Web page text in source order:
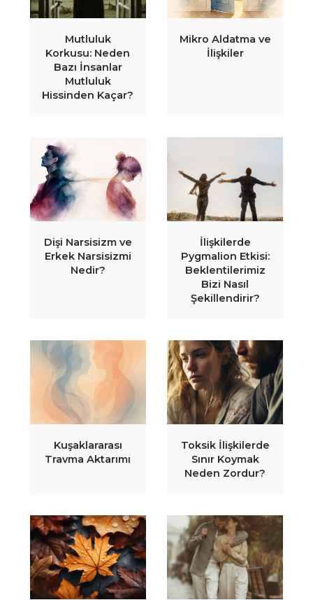
Mutluluk
Korkusu: Neden
Bazı İnsanlar
Mutluluk
Hissinden Kaçar?
Mikro Aldatma ve
İlişkiler
Dişi Narsisizm ve
Erkek Narsisizmi
Nedir?
İlişkilerde
Pygmalion Etkisi:
Beklentilerimiz
Bizi Nasıl
Şekillendirir?
Kuşaklararası
Travma Aktarımı
Toksik İlişkilerde
Sınır Koymak
Neden Zordur?